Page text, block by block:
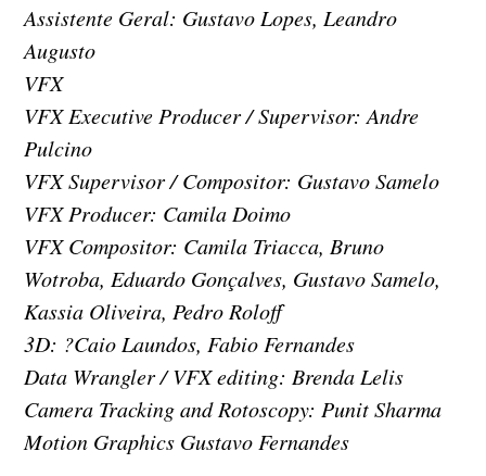
Assistente Geral: Gustavo Lopes, Leandro
Augusto
VFX
VFX Executive Producer / Supervisor: Andre
Pulcino
VFX Supervisor / Compositor: Gustavo Samelo
VFX Producer: Camila Doimo
VFX Compositor: Camila Triacca, Bruno
Wotroba, Eduardo Gonçalves, Gustavo Samelo,
Kassia Oliveira, Pedro Roloff
3D: ?Caio Laundos, Fabio Fernandes
Data Wrangler / VFX editing: Brenda Lelis
Camera Tracking and Rotoscopy: Punit Sharma
Motion Graphics Gustavo Fernandes